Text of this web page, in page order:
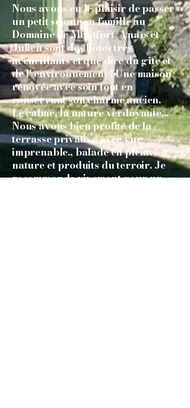
Nous avons eu le plaisir de passer
un petit séjour en famille au
Domaine de Montfort. Anaïs et
Julien sont des hôtes très
accueillants et que dire du gîte et
de l' environnement ! Une maison
rénovée avec soin tout en
conservant son charme ancien.
Le calme, la nature verdoyante...
Nous avons bien profité de la
terrasse privative avec vue
imprenable., balade en pleine
nature et produits du terroir. Je
recommande vivement pour un